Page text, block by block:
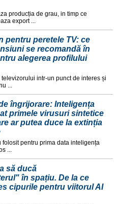
producția de grau, in timp ce
export ...
pentru peretele TV: ce
se recomandă în
alegerea profilului
intr-un punct de interes și
...
îngrijorare: Inteligența
primele virusuri sintetice
ar putea duce la extinția
pentru prima data inteligența
...
să ducă
în spațiu. De la ce
cipurile pentru viitorul AI